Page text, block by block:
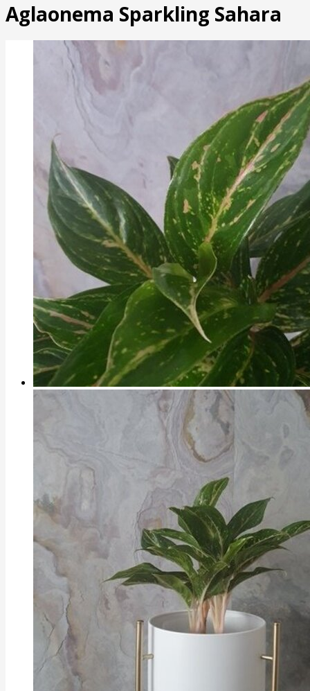
Aglaonema Sparkling Sahara